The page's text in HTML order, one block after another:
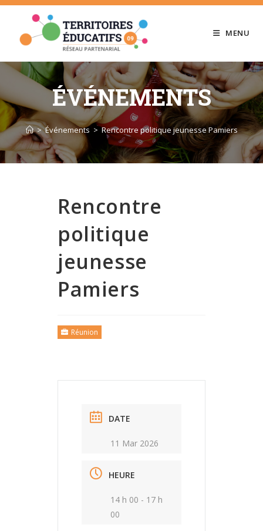
Skip
content
MENU
ÉVÉNEMENTS
> Événements > Rencontre politique jeunesse Pamiers
Rencontre
politique
jeunesse
Pamiers
Réunion
DATE
11 Mar 2026
HEURE
14 h 00 - 17 h
00